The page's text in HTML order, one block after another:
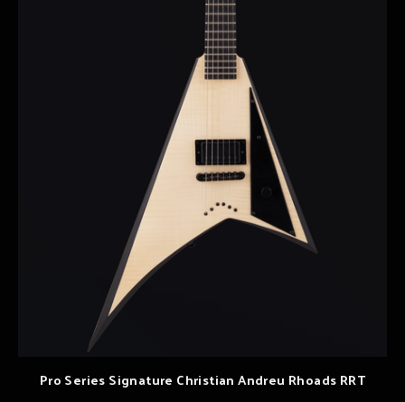
Pro Series Signature Christian Andreu Rhoads RRT